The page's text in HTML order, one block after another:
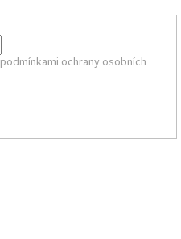
podmínkami ochrany osobních